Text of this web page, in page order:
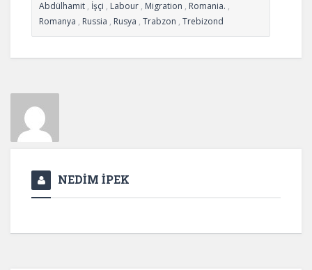
Abdülhamit , İşçi , Labour , Migration , Romania. ,
Romanya , Russia , Rusya , Trabzon , Trebizond
NEDİM İPEK